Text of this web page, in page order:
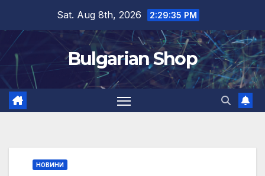
content
Sat. Aug 8th, 2026 2:29:35 PM
Bulgarian Shop
НОВИНИ